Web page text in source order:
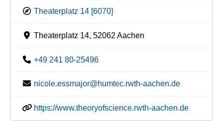
Theaterplatz 14 [6070]
Theaterplatz 14, 52062 Aachen
+49 241 80-25496
nicole.essmajor@humtec.rwth-aachen.de
https://www.theoryofscience.rwth-aachen.de